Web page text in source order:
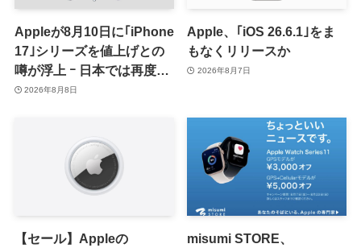
Appleが8月10日に｢iPhone
17｣シリーズを値上げとの
噂が浮上 ｰ 日本では再度値
上げの可能性も?!
2026年8月8日
Apple、｢iOS 26.6.1｣をま
もなくリリースか
2026年8月7日
【セール】Appleの
misumi STORE、